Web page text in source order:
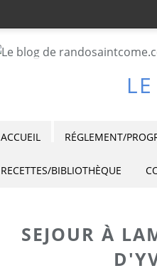
ACCUEIL RÉGLEMENT/
RECETTES/BIBLIOTHÈQUE
SEJOUR À